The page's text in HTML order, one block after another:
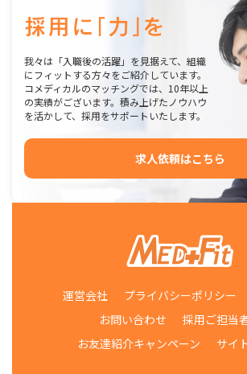
我々は「入職後の活躍」を見据えて、組織
にフィットする方々をご紹介しています。
コメディカルのマッチングでは、10年以上
の実績がございます。積み上げたノウハウ
を活かして、採用をサポートいたします。
求人依頼はこちら
運営会社 プライバシーポリシー
お問い合わせ
採用ご担当
お友達紹介キャンペーン
サイ